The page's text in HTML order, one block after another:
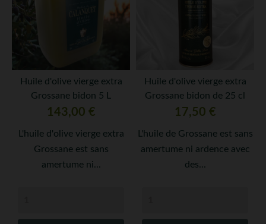
Huile d'olive vierge extra
Grossane bidon 5 L
Prix
143,00 €
L'huile d'olive vierge extra
Grossane est sans
amertume ni...
Huile d'olive vierge extra
Grossane bidon de 25 cl
Prix
17,50 €
L'huile de Grossane est sans
amertume ni ardence avec
des...